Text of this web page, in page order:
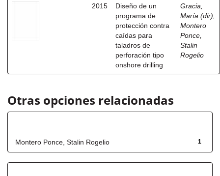
2015
Diseño de un
programa de
protección contra
caídas para
taladros de
perforación tipo
onshore drilling
Gracia,
María (dir);
Montero
Ponce,
Stalin
Rogelio
Otras opciones relacionadas
1
Montero Ponce, Stalin Rogelio